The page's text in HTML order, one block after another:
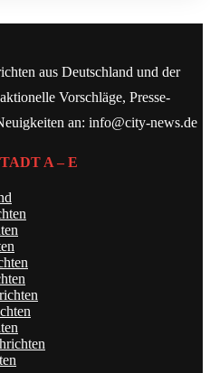
aus Deutschland und der
Vorschläge, Presse-
an: info@city-news.de
A – E